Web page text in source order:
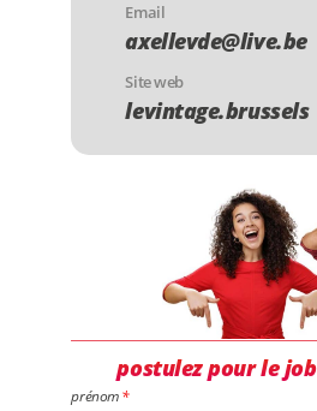
Email
axellevde@live.be
Site web
levintage.brussels
postulez pour le
prénom